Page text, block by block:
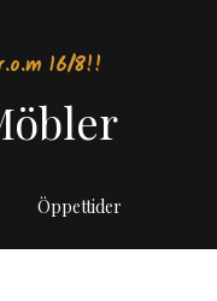
16/8!!
Öppettider